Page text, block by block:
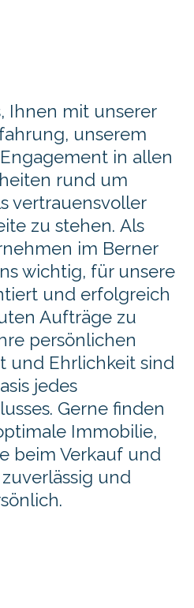
Ihnen mit unserer
unserem
in allen
rund um
vertrauensvoller
zu stehen. Als
im Berner
wichtig, für unsere
und erfolgreich
Aufträge zu
persönlichen
und Ehrlichkeit sind
jedes
Gerne finden
Immobilie,
beim Verkauf und
und